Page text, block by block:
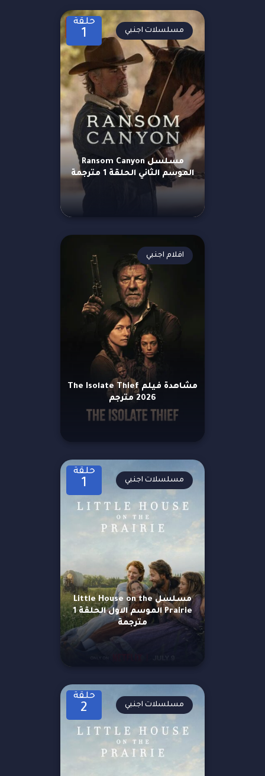
حلقة
1
مسلسل Ransom Canyon
الموسم الثاني الحلقة 1 مترجمة
مسلسلات اجنبي
مشاهدة فيلم The Isolate Thief
2026 مترجم
افلام اجنبي
حلقة
1
مسلسل Little House on the
Prairie الموسم الاول الحلقة 1
مترجمة
مسلسلات اجنبي
حلقة
2 مسلسلات اجنبي